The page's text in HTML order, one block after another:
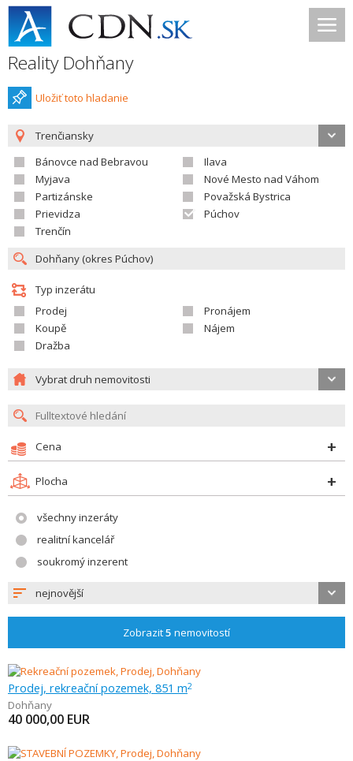
Reality Dohňany
Uložiť toto hladanie
Trenčiansky
Bánovce nad Bebravou
Ilava
Myjava
Nové Mesto nad Váhom
Partizánske
Považská Bystrica
Prievidza
Púchov
Trenčín
Typ inzerátu
Prodej
Pronájem
Koupě
Nájem
Dražba
Vybrat druh nemovitosti
Cena
Plocha
všechny inzeráty
realitní kancelář
soukromý inzerent
nejnovější
Zobrazit5 nemovitostí
Prodej, rekreační pozemek, 851 m2
Dohňany
40 000,00 EUR